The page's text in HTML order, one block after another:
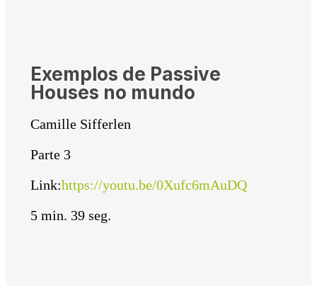
Exemplos de Passive
Houses no mundo
Camille Sifferlen
Parte 3
Link:https://youtu.be/0Xufc6mAuDQ
5 min. 39 seg.